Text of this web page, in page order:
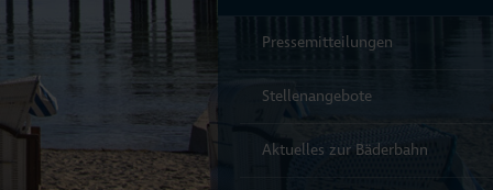
Ostsee
Orte Lübecker Bucht
Pressemitteilungen
Stellenangebote
Aktuelles zur Bäderbahn